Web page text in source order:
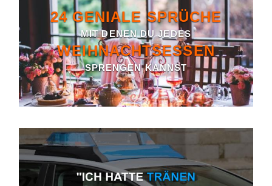
24 GENIALE SPRÜCHE
MIT DENEN DU JEDES
WEIHNACHTSESSEN
SPRENGEN KANNST